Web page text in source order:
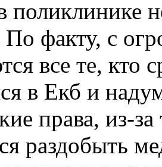
поликлинике
По факту, с
все те, кто
в Екб и
права, из-
раздобыть